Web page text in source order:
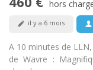
hors
il y a 6 mois
A 10 minutes de
de Wavre :